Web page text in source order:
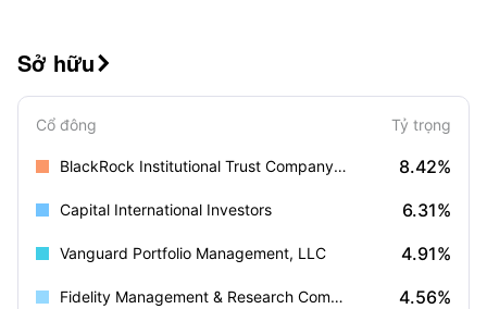
Sở hữu 
Cổ đông Tỷ trọng
BlackRock Institutional Trust Company, N.A. 8.42%
Capital International Investors 6.31%
Vanguard Portfolio Management, LLC 4.91%
Fidelity Management & Research Company LLC 4.56%